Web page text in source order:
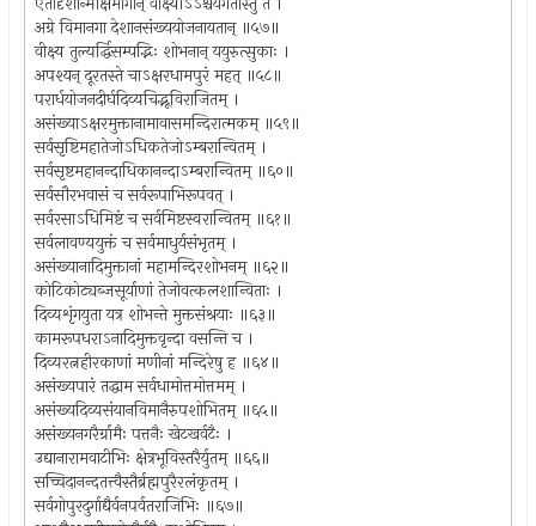
अग्रे विमानगा देशानसंख्ययोजनायतान् ॥५७॥
वीक्ष्य तुल्यर्द्धिसम्पद्भिः शोभनान् ययुरुत्सुकाः ।
अपश्यन् दूरतस्ते चाऽक्षरधामपुरं महत् ॥५८॥
परार्धयोजनदीर्घदिव्यचिद्भूविराजितम् ।
असंख्याऽक्षरमुक्तानामावासमन्दिरात्मकम् ॥५९॥
सर्वसृष्टिमहातेजोऽधिकतेजोऽम्बरान्वितम् ।
सर्वसृष्टमहानन्दाधिकानन्दाऽम्बरान्वितम् ॥६०॥
सर्वसौरभवासं च सर्वरूपाभिरूपवत् ।
सर्वरसाऽधिमिष्टं च सर्वमिष्टस्वरान्वितम् ॥६१॥
सर्वलावण्ययुक्तं च सर्वमाधुर्यसंभृतम् ।
असंख्यानादिमुक्तानां महामन्दिरशोभनम् ॥६२॥
कोटिकोट्यब्जसूर्याणां तेजोवत्कलशान्विताः ।
दिव्यशृंगयुता यत्र शोभन्ते मुक्तसंश्रयाः ॥६३॥
कामरूपधराऽनादिमुक्तवृन्दा वसन्ति च ।
दिव्यरत्नहीरकाणां मणीनां मन्दिरेषु ह ॥६४॥
असंख्यपारं तद्धाम सर्वधामोत्तमोत्तमम् ।
असंख्यदिव्यसंयानविमानैरुपशोभितम् ॥६५॥
असंख्यनगरैर्ग्रामैः पत्तनैः खेटखर्वटैः ।
उद्यानारामवाटीभिः क्षेत्रभूविस्तरैर्युतम् ॥६६॥
सच्चिदानन्दतत्त्वैस्तैर्ब्रह्मपुरैरलंकृतम् ।
सर्वगोपुरदुर्गाद्यैर्वनपर्वतराजिभिः ॥६७॥